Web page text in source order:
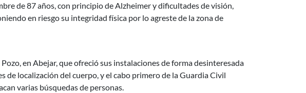
de 87 años, con principio de Alzheimer y dificultades de visión,
en riesgo su integridad física por lo agreste de la zona de
en Abejar, que ofreció sus instalaciones de forma desinteresada
de localización del cuerpo, y el cabo primero de la Guardia Civil
varias búsquedas de personas.